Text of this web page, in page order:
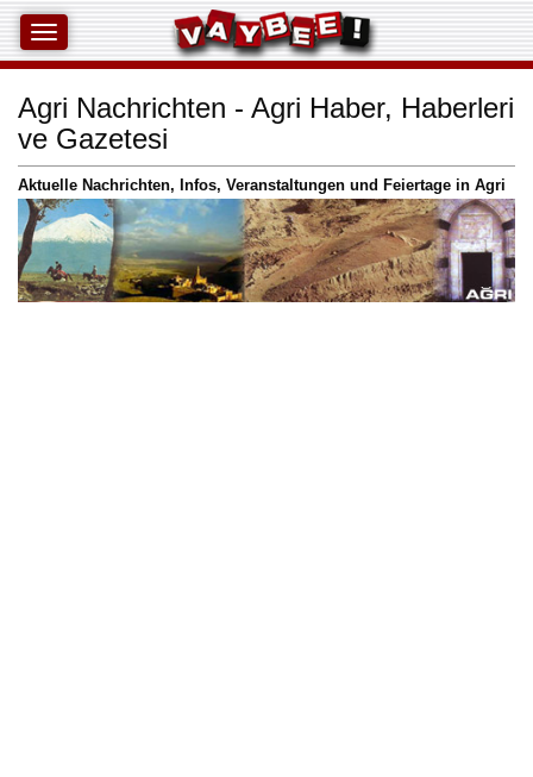
Agri Nachrichten - Agri Haber, Haberleri
ve Gazetesi
Aktuelle Nachrichten, Infos, Veranstaltungen und Feiertage in Agri